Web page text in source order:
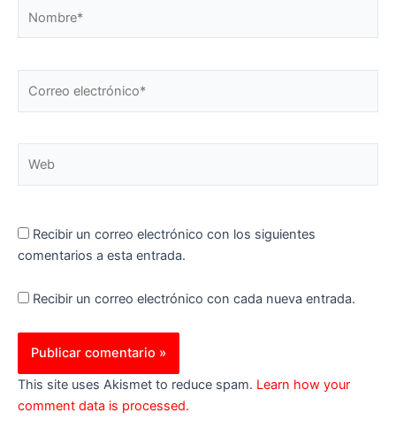
electrónico*
Recibir un correo electrónico con los siguientes
comentarios a esta entrada.
Recibir un correo electrónico con cada nueva entrada.
This site uses Akismet to reduce spam. Learn how your
comment data is processed.